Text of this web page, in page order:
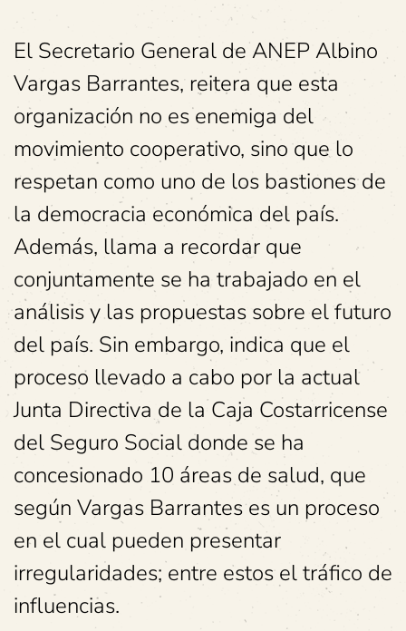
El Secretario General de ANEP Albino
Vargas Barrantes, reitera que esta
organización no es enemiga del
movimiento cooperativo, sino que lo
respetan como uno de los bastiones de
la democracia económica del país.
Además, llama a recordar que
conjuntamente se ha trabajado en el
análisis y las propuestas sobre el futuro
del país. Sin embargo, indica que el
proceso llevado a cabo por la actual
Junta Directiva de la Caja Costarricense
del Seguro Social donde se ha
concesionado 10 áreas de salud, que
según Vargas Barrantes es un proceso
en el cual pueden presentar
irregularidades; entre estos el tráfico de
influencias.